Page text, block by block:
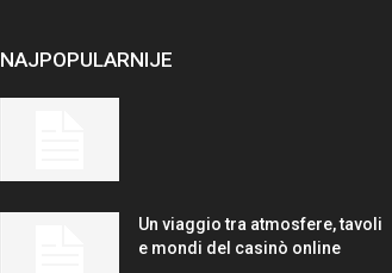
NAJPOPULARNIJE
Un viaggio tra atmosfere, tavoli
e mondi del casinò online